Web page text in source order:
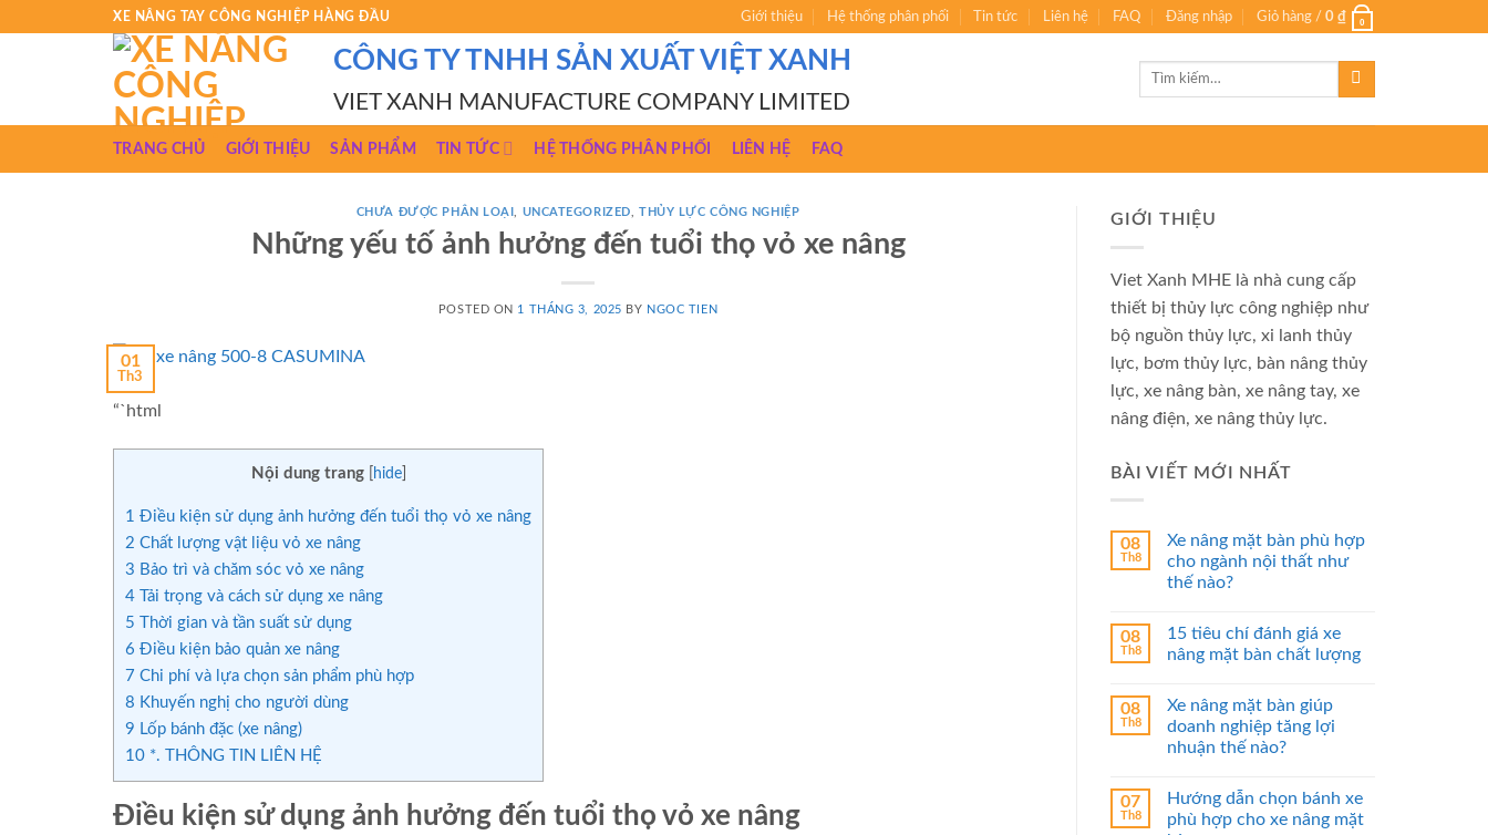
XE NÂNG TAY CÔNG NGHIỆP HÀNG ĐẦU Giới thiệu Hệ thống phân phối Tin tức Liên hệ FAQ Đăng nhập Giỏ hàng / 0 ₫ 0
CÔNG TY TNHH SẢN XUẤT VIỆT XANH
VIET XANH MANUFACTURE COMPANY LIMITED
Tìm
TRANG CHỦ GIỚI THIỆU SẢN PHẨM TIN TỨC HỆ THỐNG PHÂN PHỐI LIÊN HỆ FAQ
CHƯA ĐƯỢC PHÂN LOẠI UNCATEGORIZED THỦY LỰC CÔNG NGHIỆP
Những yếu tố ảnh hưởng đến tuổi thọ vỏ xe nâng
POSTED ON 1 THÁNG 3, 2025 BY NGOC TIEN
01
Th3
“`html
Nội dung trang hide]
1 Điều kiện sử dụng ảnh hưởng đến tuổi thọ vỏ xe nâng
2 Chất lượng vật liệu vỏ xe nâng
3 Bảo trì và chăm sóc vỏ xe nâng
4 Tải trọng và cách sử dụng xe nâng
5 Thời gian và tần suất sử dụng
6 Điều kiện bảo quản xe nâng
7 Chi phí và lựa chọn sản phẩm phù hợp
8 Khuyến nghị cho người dùng
9 Lốp bánh đặc (xe nâng)
10 *. THÔNG TIN LIÊN HỆ
Điều kiện sử dụng ảnh hưởng đến tuổi thọ vỏ xe nâng
GIỚI THIỆU
Viet Xanh MHE là nhà cung cấp
thiết bị thủy lực công nghiệp như
bộ nguồn thủy lực, xi lanh thủy
lực, bơm thủy lực, bàn nâng thủy
lực, xe nâng bàn, xe nâng tay, xe
nâng điện, xe nâng thủy lực.
BÀI VIẾT MỚI NHẤT
08
Th8
Xe nâng mặt bàn phù hợp
cho ngành nội thất như
thế nào?
08
Th8
15 tiêu chí đánh giá xe
nâng mặt bàn chất lượng
08
Th8
Xe nâng mặt bàn giúp
doanh nghiệp tăng lợi
nhuận thế nào?
07
Th8
Hướng dẫn chọn bánh xe
phù hợp cho xe nâng mặt